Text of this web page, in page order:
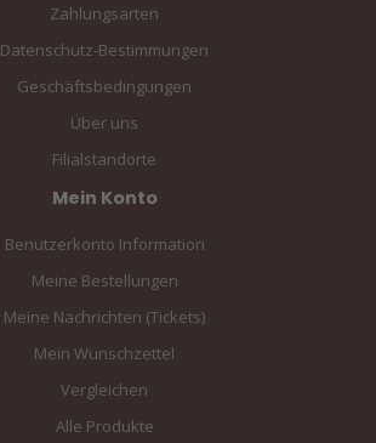
Zahlungsarten
Datenschutz-Bestimmungen
Geschäftsbedingungen
Über uns
Filialstandorte
Mein Konto
Benutzerkonto Information
Meine Bestellungen
Meine Nachrichten (Tickets)
Mein Wunschzettel
Vergleichen
Alle Produkte